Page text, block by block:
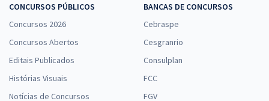
CONCURSOS PÚBLICOS
Concursos 2026
Concursos Abertos
Editais Publicados
Histórias Visuais
Notícias de Concursos
BANCAS DE CONCURSOS
Cebraspe
Cesgranrio
Consulplan
FCC
FGV